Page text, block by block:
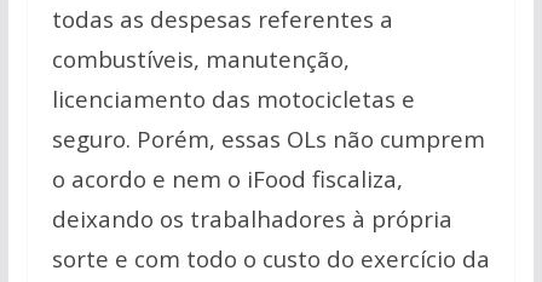
todas as despesas referentes a
combustíveis, manutenção,
licenciamento das motocicletas e
seguro. Porém, essas OLs não cumprem
o acordo e nem o iFood fiscaliza,
deixando os trabalhadores à própria
sorte e com todo o custo do exercício da